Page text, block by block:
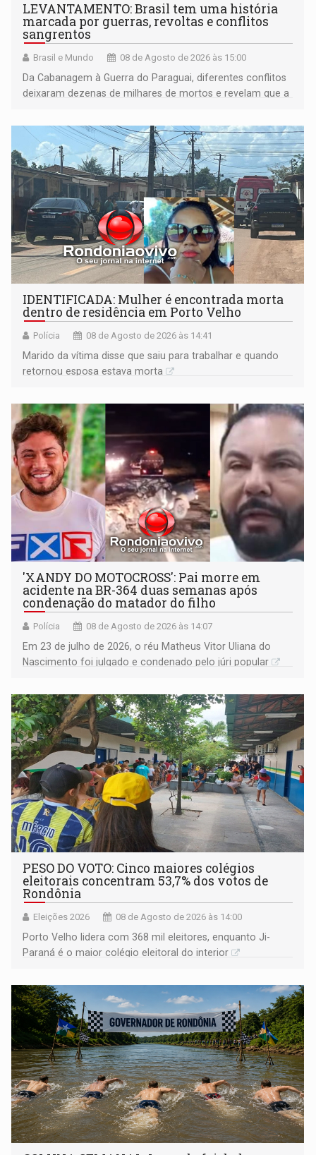
LEVANTAMENTO: Brasil tem uma história
marcada por guerras, revoltas e conflitos
sangrentos
Brasil e Mundo 08 de Agosto de 2026 às 15:00
Da Cabanagem à Guerra do Paraguai, diferentes conflitos
deixaram dezenas de milhares de mortos e revelam que a
territoriais e sociais
IDENTIFICADA: Mulher é encontrada morta
dentro de residência em Porto Velho
Polícia 08 de Agosto de 2026 às 14:41
Marido da vítima disse que saiu para trabalhar e quando
retornou esposa estava morta
'XANDY DO MOTOCROSS': Pai morre em
acidente na BR-364 duas semanas após
condenação do matador do filho
Polícia 08 de Agosto de 2026 às 14:07
Em 23 de julho de 2026, o réu Matheus Vitor Uliana do
Nascimento foi julgado e condenado pelo júri popular
PESO DO VOTO: Cinco maiores colégios
eleitorais concentram 53,7% dos votos de
Rondônia
Eleições 2026 08 de Agosto de 2026 às 14:00
Porto Velho lidera com 368 mil eleitores, enquanto Ji-
Paraná é o maior colégio eleitoral do interior